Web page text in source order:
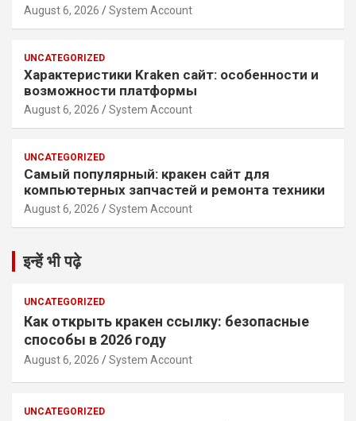
August 6, 2026 System Account
UNCATEGORIZED
Характеристики Kraken сайт: особенности и
возможности платформы
August 6, 2026 System Account
UNCATEGORIZED
Самый популярный: кракен сайт для
компьютерных запчастей и ремонта техники
August 6, 2026 System Account
इन्हें भी पढ़े
UNCATEGORIZED
Как открыть кракен ссылку: безопасные
способы в 2026 году
August 6, 2026 System Account
UNCATEGORIZED